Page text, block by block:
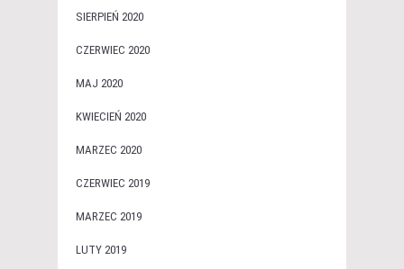
SIERPIEŃ 2020
CZERWIEC 2020
MAJ 2020
KWIECIEŃ 2020
MARZEC 2020
CZERWIEC 2019
MARZEC 2019
LUTY 2019